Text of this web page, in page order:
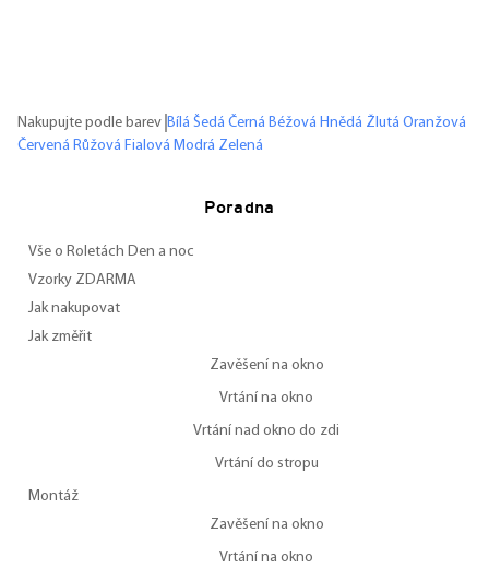
Nakupujte podle barev Bílá Šedá Černá Béžová Hnědá Žlutá Oranžová
Červená Růžová Fialová Modrá Zelená
Poradna
Vše o Roletách Den a noc
Vzorky ZDARMA
Jak nakupovat
Jak změřit
Zavěšení na okno
Vrtání na okno
Vrtání nad okno do zdi
Vrtání do stropu
Montáž
Zavěšení na okno
Vrtání na okno